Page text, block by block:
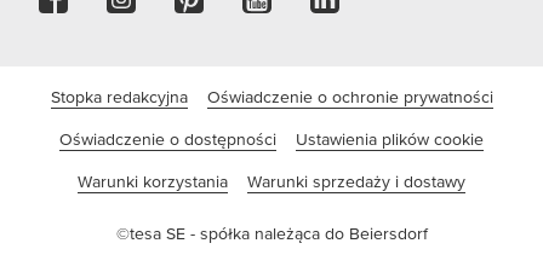
Stopka redakcyjna Oświadczenie o ochronie prywatności
Oświadczenie o dostępności Ustawienia plików cookie
Warunki korzystania Warunki sprzedaży i dostawy
©tesa SE - spółka należąca do Beiersdorf